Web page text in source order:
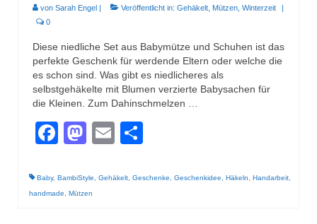
Genäht
Turnbeutel
Sonstiges
Gestrickt
von Sarah Engel Veröffentlicht in: Gehäkelt, Mützen, Winterzeit
0
Diese niedliche Set aus Babymütze und Schuhen ist das
perfekte Geschenk für werdende Eltern oder welche die
es schon sind. Was gibt es niedlicheres als
selbstgehäkelte mit Blumen verzierte Babysachen für
die Kleinen. Zum Dahinschmelzen …
Facebook
Mastodon
Email
Baby, BambiStyle, Gehäkelt, Geschenke, Geschenkidee, Häkeln, Handarbeit,
handmade, Mützen